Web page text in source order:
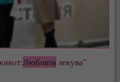
Любовта лекува"